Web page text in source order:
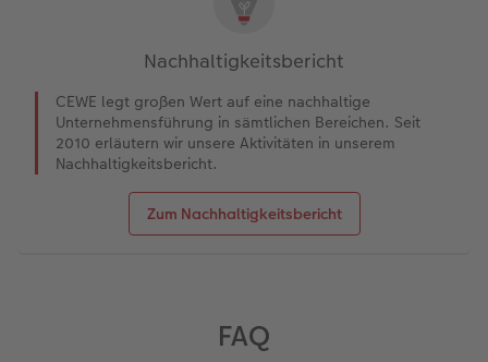
Nachhaltigkeitsbericht
CEWE legt großen Wert auf eine nachhaltige
Unternehmensführung in sämtlichen Bereichen. Seit
2010 erläutern wir unsere Aktivitäten in unserem
Nachhaltigkeitsbericht.
Zum Nachhaltigkeitsbericht
FAQ